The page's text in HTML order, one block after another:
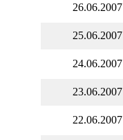
26.06.2007
25.06.2007
24.06.2007
23.06.2007
22.06.2007